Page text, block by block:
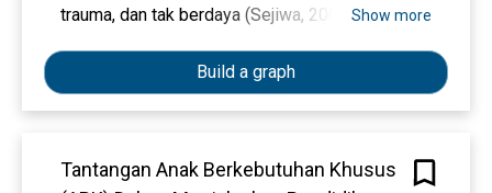
trauma, dan tak berdaya (Sejiwa, 2008). Remaja
mengalami berbagai masalah kesehatan, baik
secara fisik maupun mental. Adapun masalah
yang lebih mungkin diderita anak-anak yang
berbagai masalah mental seperti depresi,
Show more
Build a graph
Tantangan Anak Berkebutuhan Khusus